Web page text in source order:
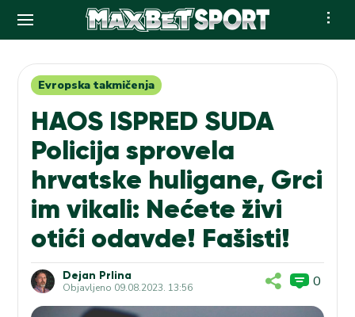
contentEvropska takmičenja
HAOS ISPRED SUDA
Policija sprovela
hrvatske huligane, Grci
im vikali: Nećete živi
otići odavde! Fašisti!
Dejan Prlina
Objavljeno 09.08.2023. 13:56 0